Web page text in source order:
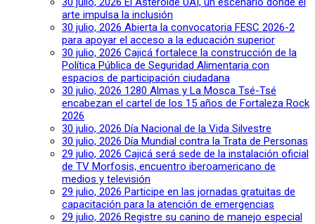
arte impulsa la inclusión
30 julio, 2026 Abierta la convocatoria FESC 2026-2
para apoyar el acceso a la educación superior
30 julio, 2026 Cajicá fortalece la construcción de la
Política Pública de Seguridad Alimentaria con
espacios de participación ciudadana
30 julio, 2026 1280 Almas y La Mosca Tsé-Tsé
encabezan el cartel de los 15 años de Fortaleza Rock
2026
30 julio, 2026 Día Nacional de la Vida Silvestre
30 julio, 2026 Día Mundial contra la Trata de Personas
29 julio, 2026 Cajicá será sede de la instalación oficial
de TV Morfosis, encuentro iberoamericano de
medios y televisión
29 julio, 2026 Participe en las jornadas gratuitas de
capacitación para la atención de emergencias
29 julio, 2026 Registre su canino de manejo especial